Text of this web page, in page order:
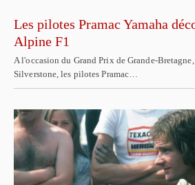
Les pilotes Pramac Yamaha
Alpine F1
A l'occasion du Grand Prix de Grande-
Silverstone, les pilotes Pramac…